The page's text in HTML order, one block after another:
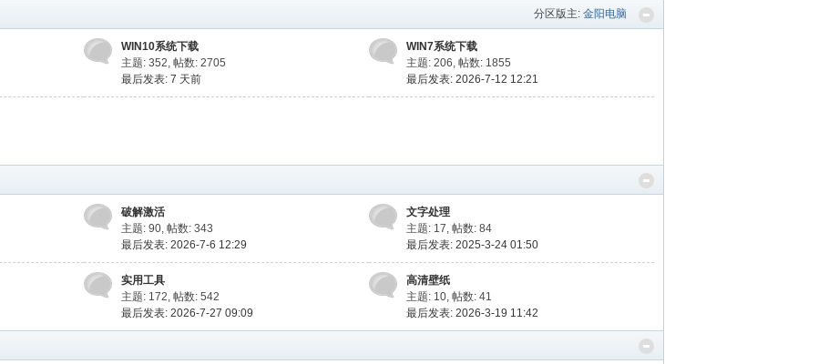
分区版主: 金阳电脑
WIN10系统下载
主题: 352, 帖数: 2705
最后发表: 7 天前
WIN7系统下载
主题: 206, 帖数: 1855
最后发表: 2026-7-12 12:21
破解激活
主题: 90, 帖数: 343
最后发表: 2026-7-6 12:29
文字处理
主题: 17, 帖数: 84
最后发表: 2025-3-24 01:50
实用工具
主题: 172, 帖数: 542
最后发表: 2026-7-27 09:09
高清壁纸
主题: 10, 帖数: 41
最后发表: 2026-3-19 11:42